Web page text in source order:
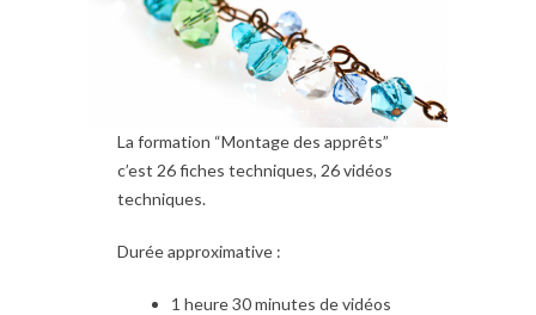
La formation “Montage des apprêts”
c’est 26 fiches techniques, 26 vidéos
techniques.
Durée approximative :
1 heure 30 minutes de vidéos